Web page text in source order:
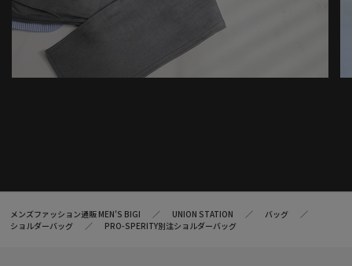
メンズファッション通販 MEN'S BIGI UNION STATION
バッグ
ショルダーバッグ
PRO-SPERITY別注ショルダーバッグ